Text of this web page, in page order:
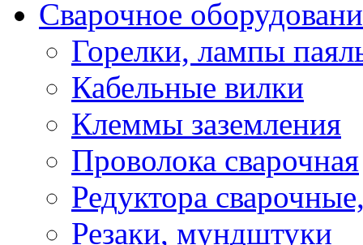
Сварочное
Горелки, лампы
Кабельные вилки
Клеммы заземления
Проволока сварочная
Редуктора
Резаки, мундштуки